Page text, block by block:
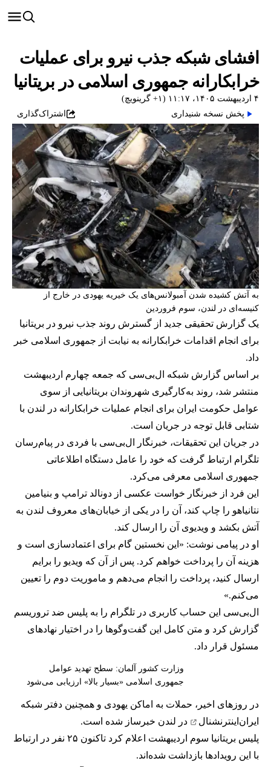
افشای شبکه جذب نیرو برای عملیات
خرابکارانه جمهوری اسلامی در بریتانیا
۴ اردیبهشت ۱۴۰۵، ۱۱:۱۷ (‎+۱ گرینویچ)
پخش نسخه شنیداری
اشتراک‌گذاری
به آتش کشیده شدن آمبولانس‌های یک خیریه یهودی در خارج از
کنیسه‌ای در لندن، سوم فروردین
یک گزارش تحقیقی جدید از گسترش روند جذب نیرو در بریتانیا
برای انجام اقدامات خرابکارانه به نیابت از جمهوری اسلامی خبر
داد.
بر اساس گزارش شبکه ال‌بی‌سی که جمعه چهارم اردیبهشت
منتشر شد، روند به‌کارگیری شهروندان بریتانیایی از سوی
عوامل حکومت ایران برای انجام عملیات خرابکارانه در لندن با
شتابی قابل‌ توجه در جریان است.
در جریان این تحقیقات، خبرنگار ال‌بی‌سی با فردی در پیام‌رسان
تلگرام ارتباط گرفت که خود را عامل دستگاه اطلاعاتی
جمهوری اسلامی معرفی می‌کرد.
این فرد از خبرنگار خواست عکسی از دونالد ترامپ و بنیامین
نتانیاهو را چاپ کند، آن را در یکی از خیابان‌های معروف لندن به
آتش بکشد و ویدیوی آن را ارسال کند.
او در پیامی نوشت: «این نخستین گام برای اعتمادسازی است و
هزینه آن را پرداخت خواهم کرد. پس از آن که ویدیو را برایم
ارسال کنید، پرداخت را انجام می‌دهم و ماموریت دوم را تعیین
می‌کنم.»
ال‌بی‌سی این حساب کاربری در تلگرام را به پلیس ضد تروریسم
گزارش کرد و متن کامل این گفت‌وگوها را در اختیار نهادهای
مسئول قرار داد.
وزارت کشور آلمان: سطح تهدید عوامل
جمهوری اسلامی «بسیار بالا» ارزیابی می‌شود
در روزهای اخیر، حملات به اماکن یهودی و همچنین دفتر شبکه
ایران‌اینترنشنال
در لندن خبرساز شده است.
پلیس بریتانیا سوم اردیبهشت اعلام کرد تاکنون ۲۵ نفر در ارتباط
با این رویدادها بازداشت شده‌اند.